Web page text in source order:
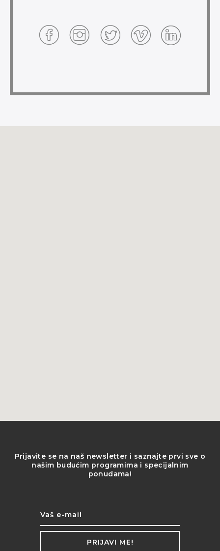
Prijavite se na naš newsletter i saznajte prvi sve o
našim budućim programima i specijalnim
ponudama!
PRIJAVI ME!